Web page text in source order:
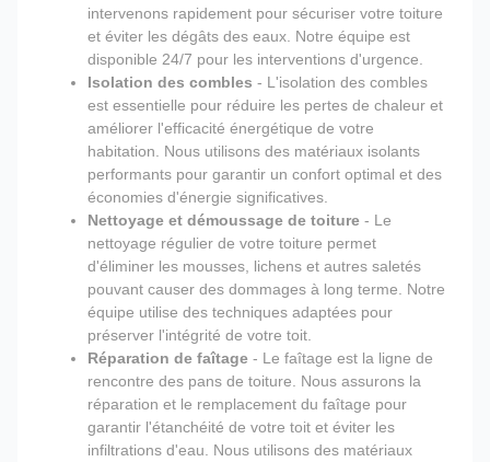
intervenons rapidement pour sécuriser votre toiture
et éviter les dégâts des eaux. Notre équipe est
disponible 24/7 pour les interventions d'urgence.
Isolation des combles - L'isolation des combles
est essentielle pour réduire les pertes de chaleur et
améliorer l'efficacité énergétique de votre
habitation. Nous utilisons des matériaux isolants
performants pour garantir un confort optimal et des
économies d'énergie significatives.
Nettoyage et démoussage de toiture - Le
nettoyage régulier de votre toiture permet
d'éliminer les mousses, lichens et autres saletés
pouvant causer des dommages à long terme. Notre
équipe utilise des techniques adaptées pour
préserver l'intégrité de votre toit.
Réparation de faîtage - Le faîtage est la ligne de
rencontre des pans de toiture. Nous assurons la
réparation et le remplacement du faîtage pour
garantir l'étanchéité de votre toit et éviter les
infiltrations d'eau. Nous utilisons des matériaux